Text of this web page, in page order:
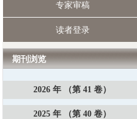
专家审稿
读者登录
期刊浏览
2026 年 （第 41 卷）
2025 年 （第 40 卷）